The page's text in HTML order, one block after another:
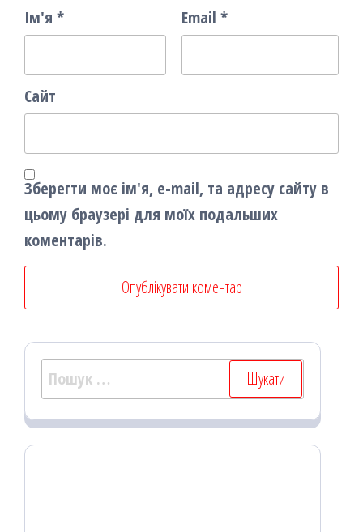
Ім'я * Email *
Сайт
Зберегти моє ім'я, e-mail, та адресу сайту в
цьому браузері для моїх подальших
коментарів.
Пошук: